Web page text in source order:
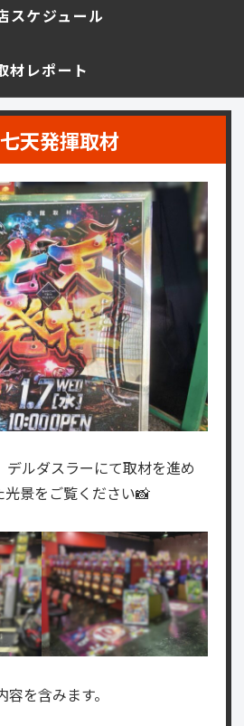
スケジュール
材レポート
天発揮取材
ルダスラーにて取材を進め
景をご覧ください📸
を含みます。